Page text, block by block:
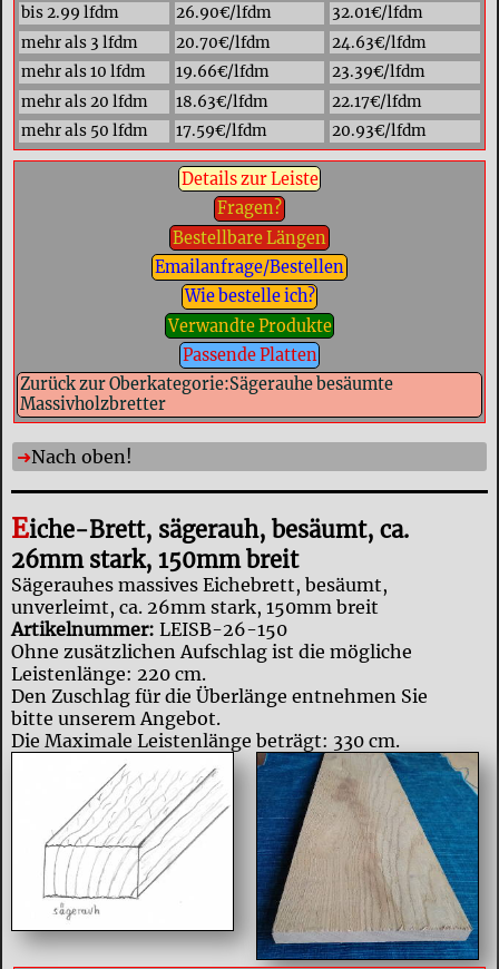
bis 2.99 lfdm
26.90€/lfdm
32.01€/lfdm
mehr als 3 lfdm
20.70€/lfdm
24.63€/lfdm
mehr als 10 lfdm
19.66€/lfdm
23.39€/lfdm
mehr als 20 lfdm
18.63€/lfdm
22.17€/lfdm
mehr als 50 lfdm
17.59€/lfdm 20.93€/lfdm
Details zur Leiste
Fragen?
Bestellbare Längen
Emailanfrage/Bestellen
Wie bestelle ich?
Verwandte Produkte
Passende Platten
Zurück zur Oberkategorie:Sägerauhe besäumte
Massivholzbretter
Nach oben!
Eiche-Brett, sägerauh, besäumt, ca.
26mm stark, 150mm breit
Sägerauhes massives Eichebrett, besäumt,
unverleimt, ca. 26mm stark, 150mm breit
Artikelnummer: LEISB-26-150
Ohne zusätzlichen Aufschlag ist die mögliche
Leistenlänge: 220 cm.
Den Zuschlag für die Überlänge entnehmen Sie
bitte unserem Angebot.
Die Maximale Leistenlänge beträgt: 330 cm.